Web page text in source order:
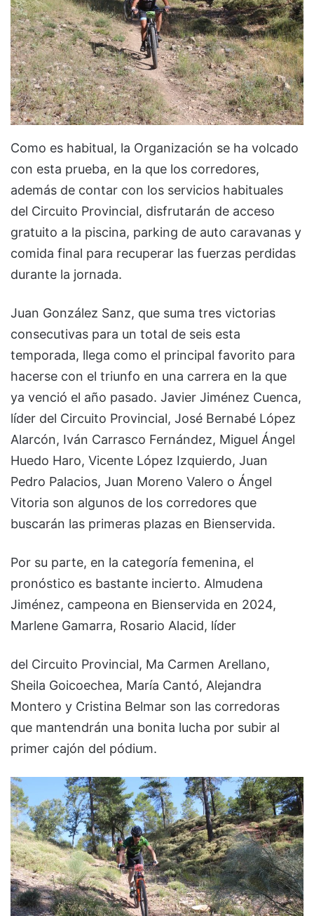
Como es habitual, la Organización se ha volcado
con esta prueba, en la que los corredores,
además de contar con los servicios habituales
del Circuito Provincial, disfrutarán de acceso
gratuito a la piscina, parking de auto caravanas y
comida final para recuperar las fuerzas perdidas
durante la jornada.
Juan González Sanz, que suma tres victorias
consecutivas para un total de seis esta
temporada, llega como el principal favorito para
hacerse con el triunfo en una carrera en la que
ya venció el año pasado. Javier Jiménez Cuenca,
líder del Circuito Provincial, José Bernabé López
Alarcón, Iván Carrasco Fernández, Miguel Ángel
Huedo Haro, Vicente López Izquierdo, Juan
Pedro Palacios, Juan Moreno Valero o Ángel
Vitoria son algunos de los corredores que
buscarán las primeras plazas en Bienservida.
Por su parte, en la categoría femenina, el
pronóstico es bastante incierto. Almudena
Jiménez, campeona en Bienservida en 2024,
Marlene Gamarra, Rosario Alacid, líder
del Circuito Provincial, Ma Carmen Arellano,
Sheila Goicoechea, María Cantó, Alejandra
Montero y Cristina Belmar son las corredoras
que mantendrán una bonita lucha por subir al
primer cajón del pódium.